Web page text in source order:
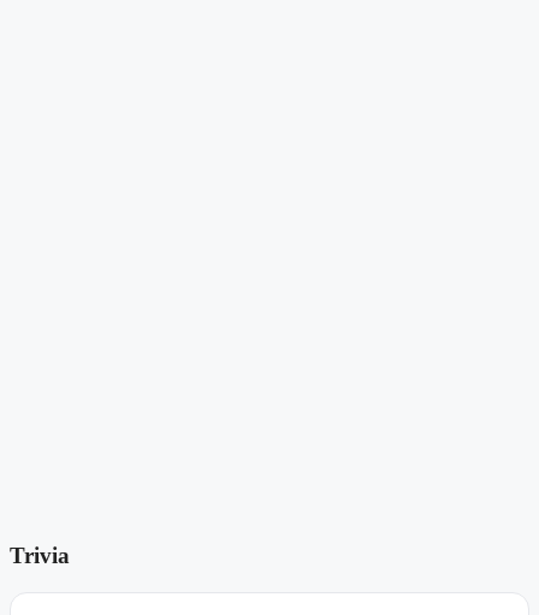
Trivia